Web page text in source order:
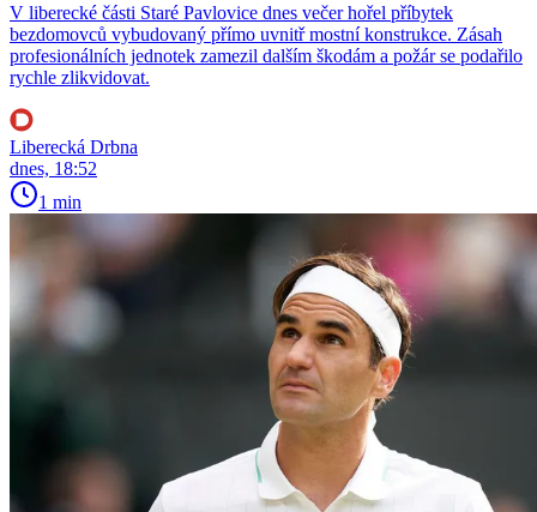
V liberecké části Staré Pavlovice dnes večer hořel příbytek
bezdomovců vybudovaný přímo uvnitř mostní konstrukce. Zásah
profesionálních jednotek zamezil dalším škodám a požár se podařilo
rychle zlikvidovat.
Liberecká Drbna
dnes, 18:52
1 min